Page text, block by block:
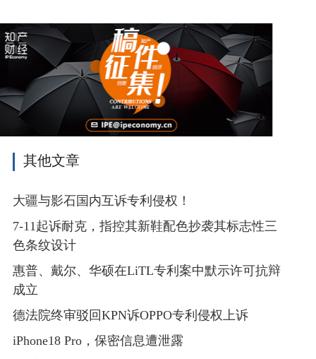
其他文章
大疆与影石国内互诉专利侵权！
7-11起诉耐克，指控其新鞋配色抄袭其标志性三
色条纹设计
惠普、戴尔、华硕在LiTL专利案中默示许可抗辩
成立
德法院终审驳回KPN诉OPPO专利侵权上诉
iPhone18 Pro，保密信息遭泄露